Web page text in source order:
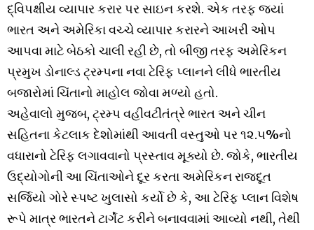
દ્વિપક્ષીય વ્યાપાર કરાર પર સાઇન કરશે. એક તરફ જ્યાં
ભારત અને અમેરિકા વચ્ચે વ્યાપાર કરારને આખરી ઓપ
આપવા માટે બેઠકો ચાલી રહી છે, તો બીજી તરફ અમેરિકન
પ્રમુખ ડોનાલ્ડ ટ્રમ્પના નવા ટેરિફ પ્લાનને લીધે ભારતીય
બજારોમાં ચિંતાનો માહોલ જોવા મળ્યો હતો.
અહેવાલો મુજબ, ટ્રમ્પ વહીવટીતંત્રે ભારત અને ચીન
સહિતના કેટલાક દેશોમાંથી આવતી વસ્તુઓ પર ૧૨.૫%નો
વધારાનો ટેરિફ લગાવવાનો પ્રસ્તાવ મૂક્યો છે. જોકે, ભારતીય
ઉદ્યોગોની આ ચિંતાઓને દૂર કરતા અમેરિકન રાજદૂત
સર્જિયો ગોરે સ્પષ્ટ ખુલાસો કર્યો છે કે, આ ટેરિફ પ્લાન વિશેષ
રૂપે માત્ર ભારતને ટાર્ગેટ કરીને બનાવવામાં આવ્યો નથી, તેથી